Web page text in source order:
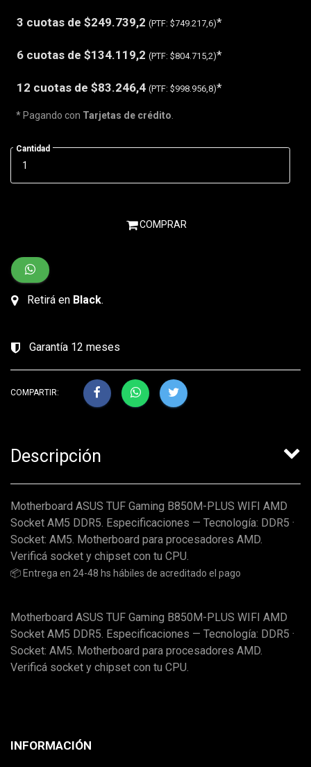
3 cuotas de $249.739,2 (PTF: $749.217,6)*
6 cuotas de $134.119,2 (PTF: $804.715,2)*
12 cuotas de $83.246,4 (PTF: $998.956,8)*
* Pagando con Tarjetas de crédito
Cantidad
COMPRAR
Retirá en Black.
Garantía 12 meses
COMPARTIR:
Descripción
Motherboard ASUS TUF Gaming B850M-PLUS WIFI AMD
Socket AM5 DDR5. Especificaciones — Tecnología: DDR5 ·
Socket: AM5. Motherboard para procesadores AMD.
Verificá socket y chipset con tu CPU.
📦 Entrega en 24-48 hs hábiles de acreditado el pago
Motherboard ASUS TUF Gaming B850M-PLUS WIFI AMD
Socket AM5 DDR5. Especificaciones — Tecnología: DDR5 ·
Socket: AM5. Motherboard para procesadores AMD.
Verificá socket y chipset con tu CPU.
INFORMACIÓN